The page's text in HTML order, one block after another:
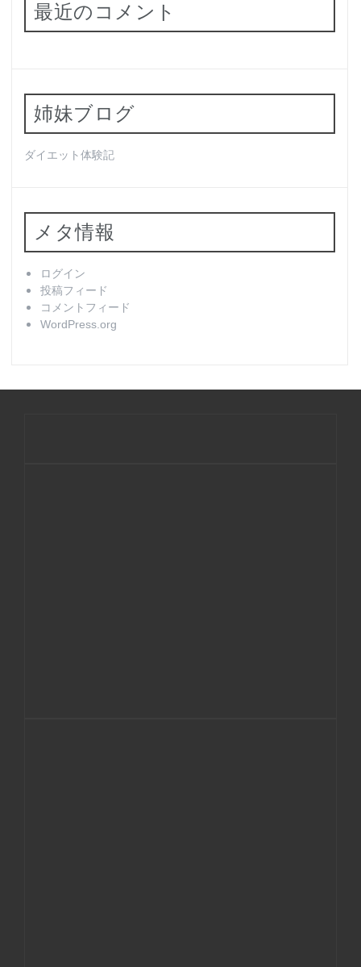
最近のコメント
姉妹ブログ
ダイエット体験記
メタ情報
ログイン
投稿フィード
コメントフィード
WordPress.org